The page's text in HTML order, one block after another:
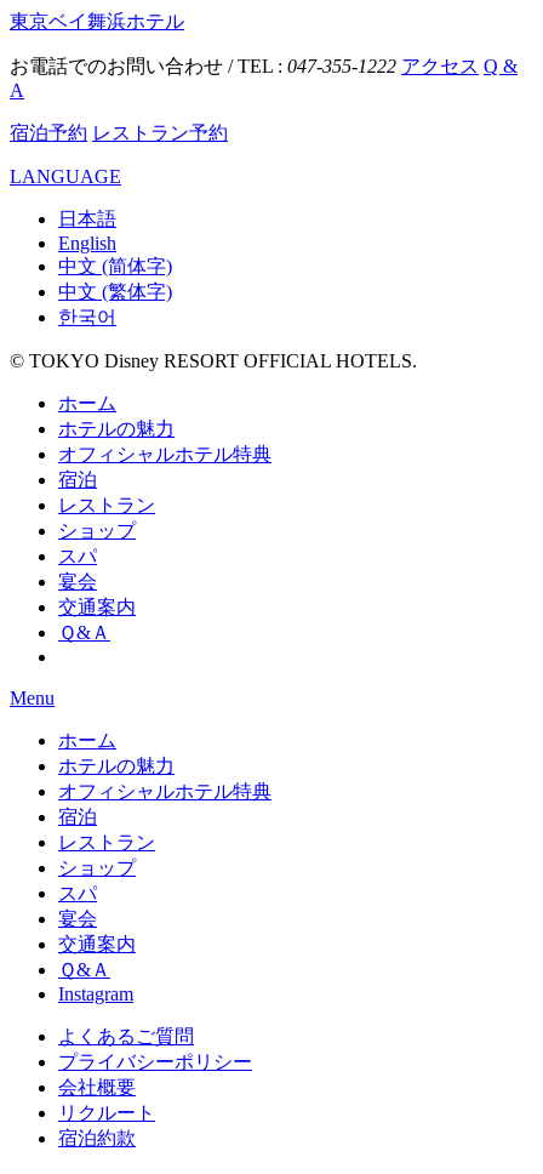
東京ベイ舞浜ホテル
お電話でのお問い合わせ / TEL : 047-355-1222 アクセス Q &
A
宿泊予約 レストラン予約
LANGUAGE
日本語
English
中文 (简体字)
中文 (繁体字)
한국어
© TOKYO Disney RESORT OFFICIAL HOTELS.
ホーム
ホテルの魅力
オフィシャルホテル特典
宿泊
レストラン
ショップ
スパ
宴会
交通案内
Ｑ&Ａ
Menu
ホーム
ホテルの魅力
オフィシャルホテル特典
宿泊
レストラン
ショップ
スパ
宴会
交通案内
Ｑ&Ａ
Instagram
よくあるご質問
プライバシーポリシー
会社概要
リクルート
宿泊約款